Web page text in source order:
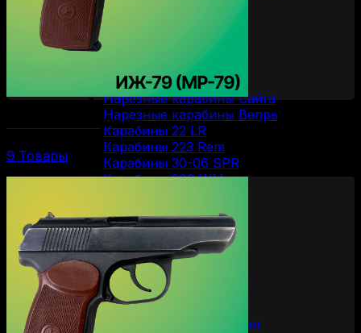
Нарезное оружие
Болтовые карабины
Карабины Blaser
Винтовки Мосина
Нарезные карабины Сайга
Нарезные карабины Вепрь
Карабины 22 LR
Карабины 223 Rem
Карабины 30-06 SPR
Карабины 300 WM
Карабины 7.62/39
Карабины 7.62/54R
Карабины 9.3/62
ОООП и газовое оружие
Пистолеты 10/28
Пистолеты 45 Rubber
Пистолеты 9 Р.А.
Пистолеты Grand Power
Пистолеты ИЖ-79 (МР-79)
9 Товары